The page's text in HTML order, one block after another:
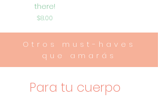
there!
Precio
$8.00
Otros must-haves
que amarás
Para tu cuerpo